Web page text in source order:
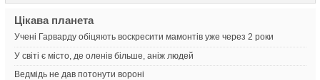
Цікава планета
Учені Гарварду обіцяють воскресити мамонтів уже через 2 роки
У світі є місто, де оленів більше, аніж людей
Ведмідь не дав потонути вороні